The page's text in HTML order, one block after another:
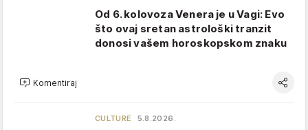
Od 6. kolovoza Venera je u Vagi: Evo
što ovaj sretan astrološki tranzit
donosi vašem horoskopskom znaku
Komentiraj
CULTURE 5.8.2026.